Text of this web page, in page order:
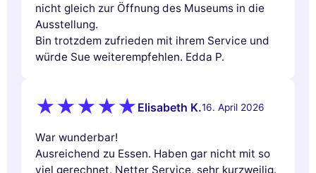
nicht gleich zur Öffnung des Museums in die
Ausstellung.
Bin trotzdem zufrieden mit ihrem Service und
würde Sue weiterempfehlen. Edda P.
Elisabeth K.16. April 2026
War wunderbar!
Ausreichend zu Essen. Haben gar nicht mit so
viel gerechnet. Netter Service, sehr kurzweilig.